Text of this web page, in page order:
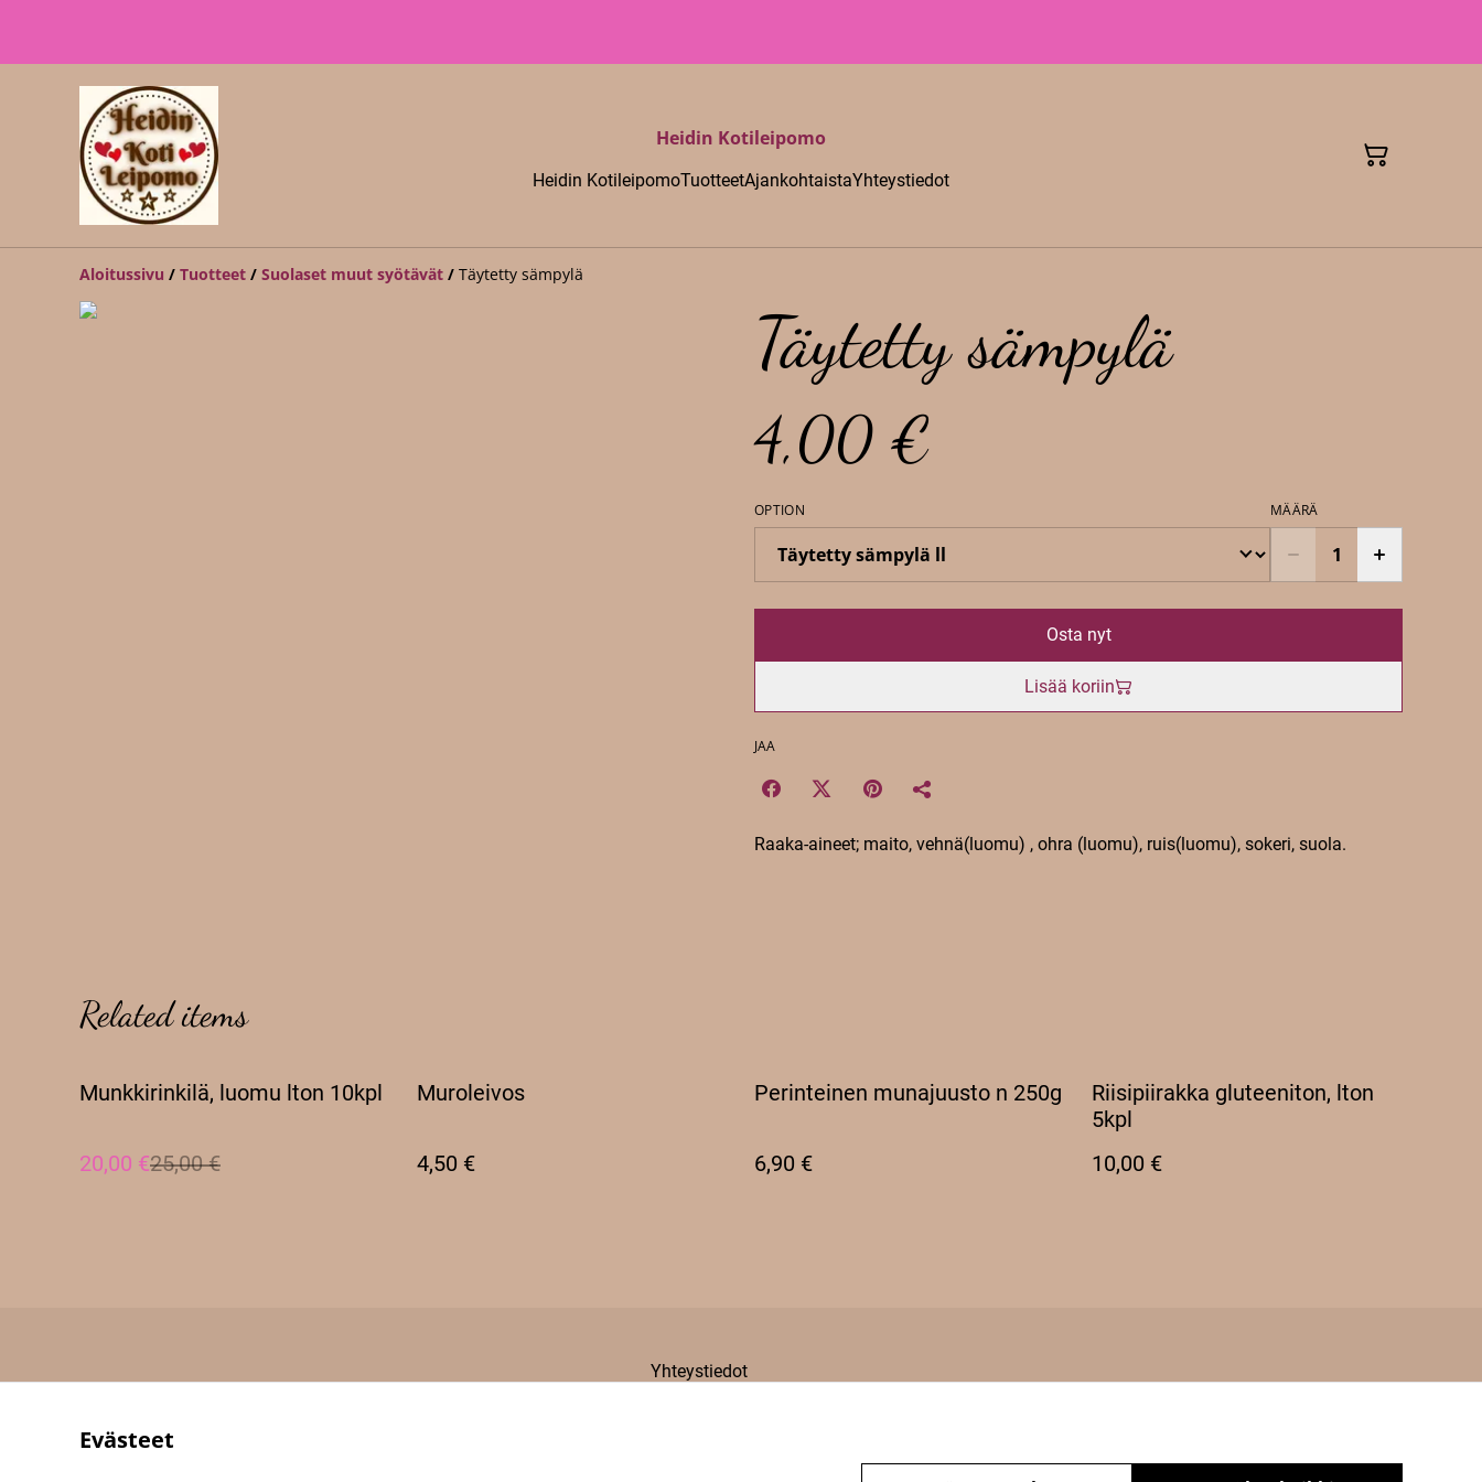
Heidin Kotileipomo
Heidin KotileipomoTuotteetAjankohtaistaYhteystiedot
Aloitussivu / Tuotteet / Suolaset muut syötävät / Täytetty sämpylä
Täytetty sämpylä
4,00 €
OPTION MÄÄRÄ
Osta nyt
Lisää koriin
JAA
Raaka-aineet; maito, vehnä(luomu) , ohra (luomu), ruis(luomu), sokeri, suola.
Related items
%
Munkkirinkilä, luomu lton 10kpl
20,00 €25,00 €
Muroleivos
4,50 €
Perinteinen munajuusto n 250g
6,90 €
Riisipiirakka gluteeniton, lton
5kpl
10,00 €
Yhteystiedot
Evästeet